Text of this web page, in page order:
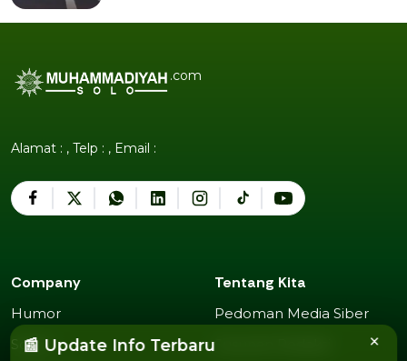
.com
Alamat : , Telp : , Email :
Company
Humor
Humor
Sosok
Sosok
Tentang Kita
Pedoman Media Siber
Pedoman Media Siber
📰 Update Info Terbaru ×